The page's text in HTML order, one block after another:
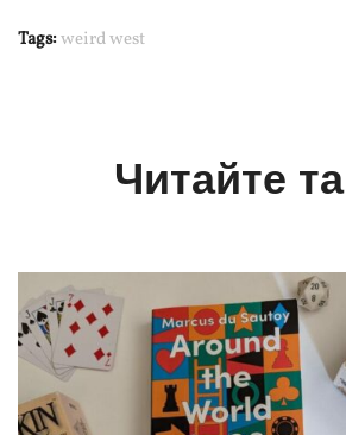
Tags:weird west
Читайте